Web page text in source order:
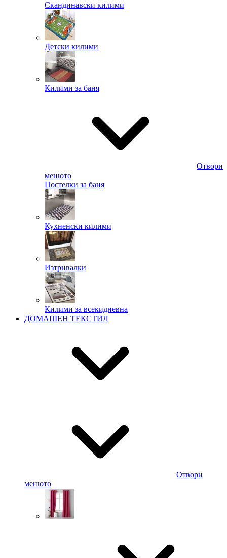
Скандинавски килими
Детски килими
Килими за баня
Отвори
менюто
Постелки за баня
Кухненски килими
Изтривалки
Килими за всекидневна
ДОМАШЕН ТЕКСТИЛ
Отвори
менюто